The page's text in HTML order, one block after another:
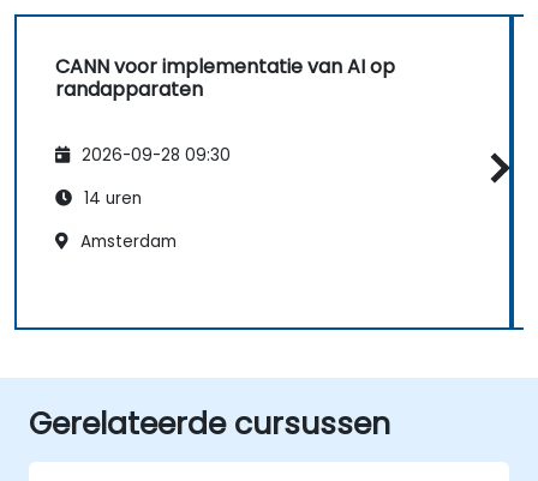
CANN voor implementatie van AI op
randapparaten
2026-09-28 09:30
14 uren
Amsterdam
Gerelateerde cursussen